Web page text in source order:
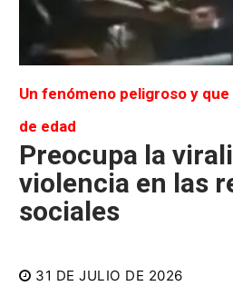
Un fenómeno peligroso y
de edad
Preocupa la
violencia en las
sociales
31 DE JULIO DE 2026